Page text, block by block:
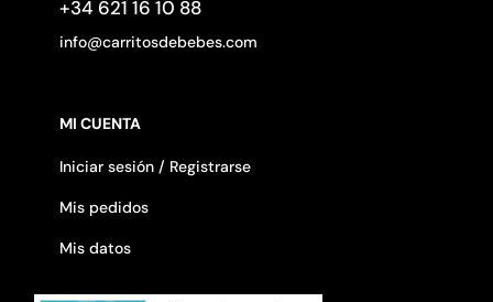
+34 621 16 10 88
info@carritosdebebes.com
MI CUENTA
Iniciar sesión / Registrarse
Mis pedidos
Mis datos